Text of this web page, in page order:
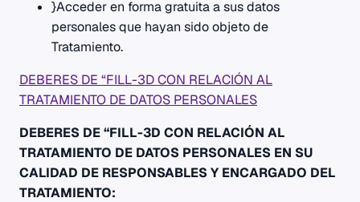
}Acceder en forma gratuita a sus datos
personales que hayan sido objeto de
Tratamiento.
DEBERES DE “FILL-3D CON RELACIÓN AL
TRATAMIENTO DE DATOS PERSONALES
DEBERES DE “FILL-3D CON RELACIÓN AL
TRATAMIENTO DE DATOS PERSONALES EN SU
CALIDAD DE RESPONSABLES Y ENCARGADO DEL
TRATAMIENTO: